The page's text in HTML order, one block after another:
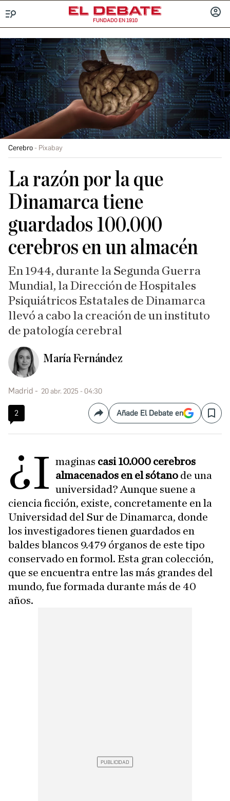
FUNDADO EN 1910
Cerebro Pixabay
La razón por la que
Dinamarca tiene
guardados 100.000
cerebros en un almacén
En 1944, durante la Segunda Guerra
Mundial, la Dirección de Hospitales
Psiquiátricos Estatales de Dinamarca
llevó a cabo la creación de un instituto
de patología cerebral
María Fernández
Madrid 20 abr. 2025 - 04:30
2 CompartirAñade El Debate en Save
¿I maginas casi 10.000 cerebros
almacenados en el sótano de una
universidad? Aunque suene a
ciencia ficción, existe, concretamente en la
Universidad del Sur de Dinamarca, donde
los investigadores tienen guardados en
baldes blancos 9.479 órganos de este tipo
conservado en formol. Esta gran colección,
que se encuentra entre las más grandes del
mundo, fue formada durante más de 40
años.